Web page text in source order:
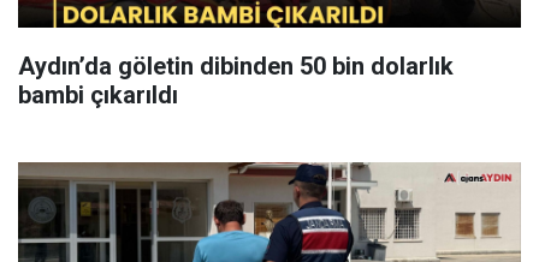
Aydın’da göletin dibinden 50 bin dolarlık
bambi çıkarıldı